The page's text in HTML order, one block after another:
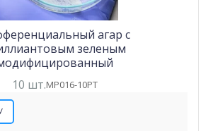
агар с
зеленым
10 шт.MP016-10PT